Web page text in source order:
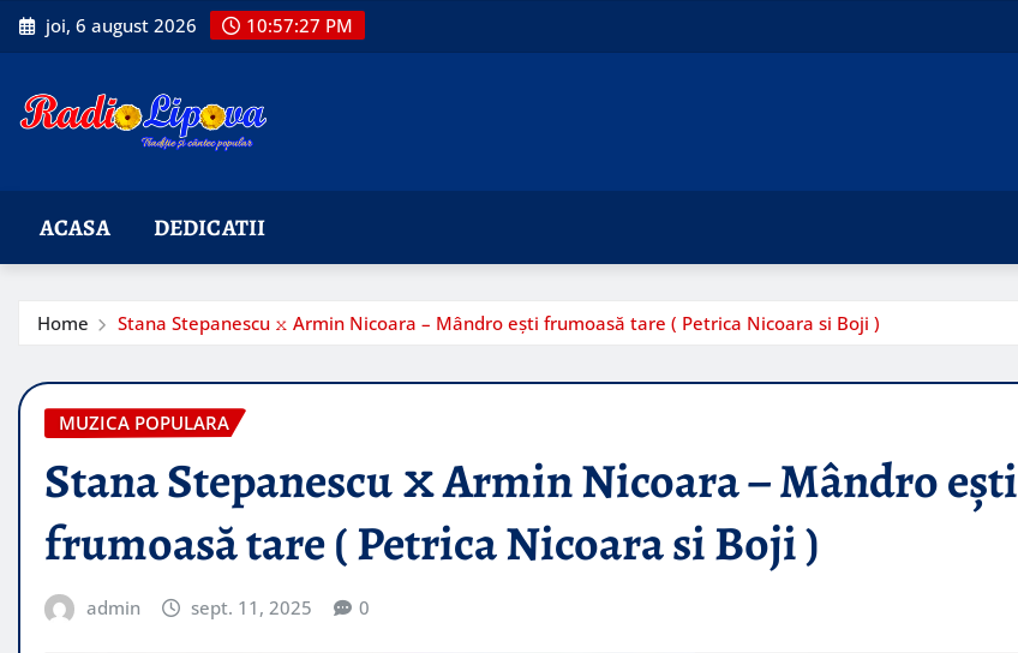
Skip
to
joi, 6 august 2026 10:57:28 PM
ACASA DEDICATII
Home Stana Stepanescu 𝚡 Armin Nicoara – Mândro ești frumoasă tare ( Petrica Nicoara si Boji )
MUZICA POPULARA
Stana Stepanescu 𝚡 Armin Nicoara – Mândro ești
frumoasă tare ( Petrica Nicoara si Boji )
admin sept. 11, 2025 0